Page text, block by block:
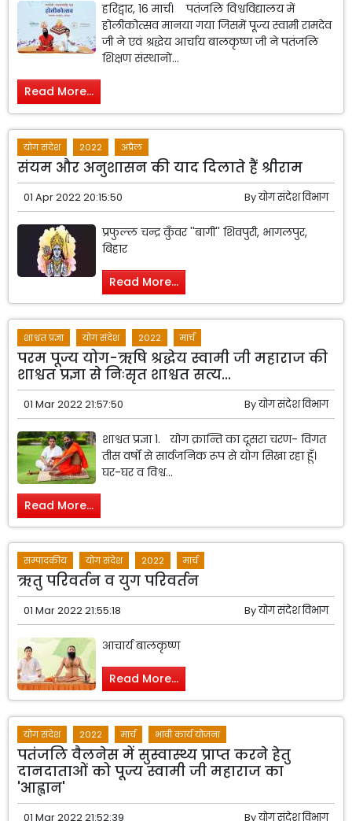
हरिद्वार, 16 मार्च। पतंजलि विश्वविद्यालय में
होलीकोत्सव मानया गया जिसमें पूज्य स्वामी रामदेव
जी ने एवं श्रद्धेय आर्चाय बालकृष्ण जी ने पतंजलि
शिक्षण संस्थानों...
Read More...
योग संदेश 2022 अप्रैल
संयम और अनुशासन की याद दिलाते हैं श्रीराम
01 Apr 2022 20:15:50 Byयोग संदेश विभाग
प्रफुल्ल चन्द्र कुँवर ''बागी'' शिवपुरी, भागलपुर,
बिहार
Read More...
शाश्वत प्रज्ञा योग संदेश 2022 मार्च
परम पूज्य योग-ऋषि श्रद्धेय स्वामी जी महाराज की
शाश्वत प्रज्ञा से निःसृत शाश्वत सत्य...
01 Mar 2022 21:57:50 Byयोग संदेश विभाग
शाश्वत प्रज्ञा 1. योग क्रान्ति का दूसरा चरण- विगत
तीस वर्षों से सार्वजनिक रूप से योग सिखा रहा हूँ।
घर-घर व विश्व...
Read More...
सम्पादकीय योग संदेश 2022 मार्च
ऋतु परिवर्तन व युग परिवर्तन
01 Mar 2022 21:55:18 Byयोग संदेश विभाग
आचार्य बालकृष्ण
Read More...
योग संदेश 2022 मार्च भावी कार्य योजना
पतंजलि वैलनेस में सुस्वास्थ्य प्राप्त करने हेतु
दानदाताओं को पूज्य स्वामी जी महाराज का
'आह्वान'
01 Mar 2022 21:52:39 Byयोग संदेश विभाग